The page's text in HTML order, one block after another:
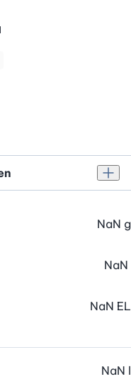
5 von 5
Skala Info
NaN g
NaN
NaN EL
NaN l